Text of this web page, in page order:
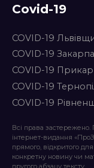
Covid-19
COVID-19
COVID-19
COVID-19
COVID-19
COVID-19
Всі права застережено.
інтернет-видання
прямого, відкритого
конкретну новину чи